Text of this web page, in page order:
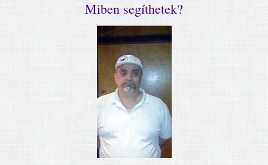
Miben segíthetek?